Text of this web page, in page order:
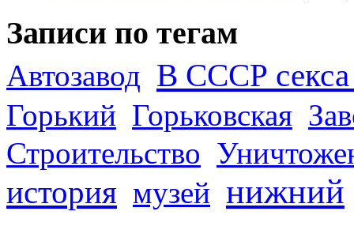
Записи по тегам
Автозавод В СССР секса
Горький Горьковская
Строительство
история музей нижний